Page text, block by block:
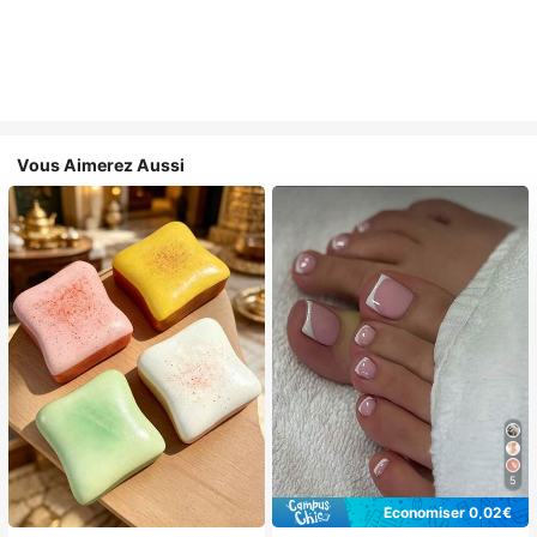
Vous Aimerez Aussi
5
Économiser 0,02€